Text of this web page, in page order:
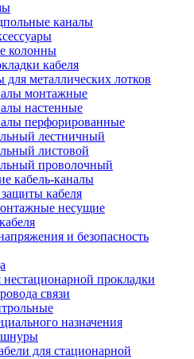
каналы
колонны
кабеля
для металлических лотков
монтажные
настенные
перфорированные
лестничный
листовой
проволочный
кабель-каналы
кабеля
несущие
и безопасность
нестационарной прокладки
связи
назначения
шнуры
для стационарной